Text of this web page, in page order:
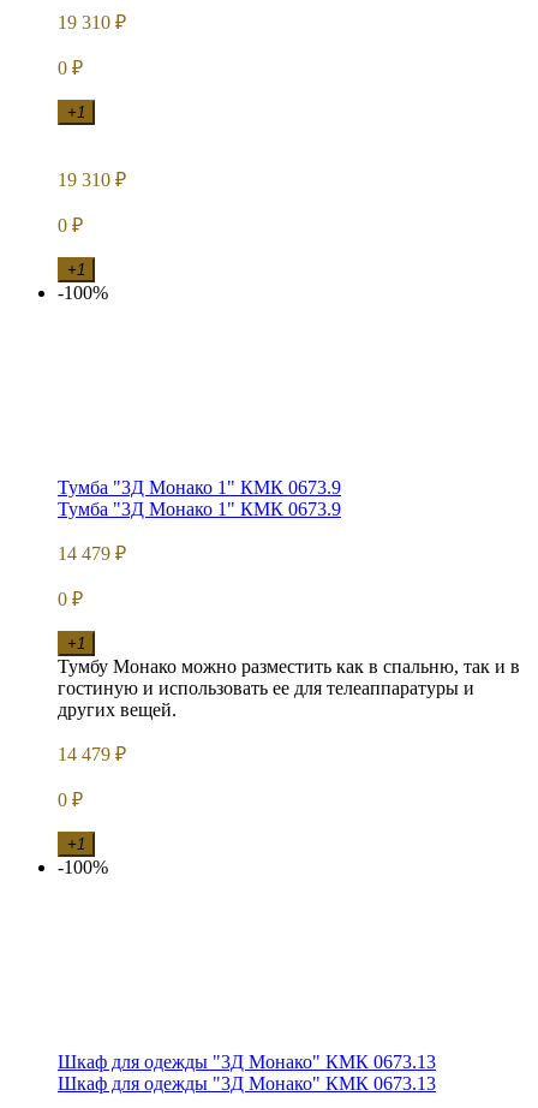
19 310 ₽
0 ₽
+1
19 310 ₽
0 ₽
+1
-100%
Тумба "3Д Монако 1" КМК 0673.9
Тумба "3Д Монако 1" КМК 0673.9
14 479 ₽
0 ₽
+1
Тумбу Монако можно разместить как в спальню, так и в
гостиную и использовать ее для телеаппаратуры и
других вещей.
14 479 ₽
0 ₽
+1
-100%
Шкаф для одежды "3Д Монако" КМК 0673.13
Шкаф для одежды "3Д Монако" КМК 0673.13